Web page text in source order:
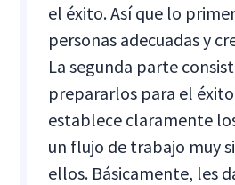
el éxito. Así que lo
personas adecuadas y
La segunda parte
prepararlos para el
establece claramente
un flujo de trabajo muy
ellos. Básicamente, les